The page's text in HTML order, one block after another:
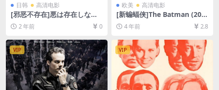
日韩 高清电影
[邪恶不存在]悪は存在しない
(2023)[百度网盘+夸克网盘10
80P超清未删减资源][网盘在
线播放/下载][MP4/6.7GB][中
文字幕]
2 年前 0
欧美 高清电影
[新蝙蝠侠]The Batman (202
2)[百度网盘+迅雷云盘资源10
80P超清未删减][MP4/11GB]
[中英字幕]
4 年前 2.8
VIP VIP